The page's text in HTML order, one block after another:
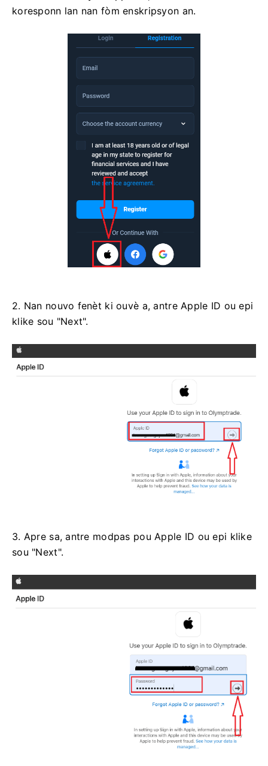
koresponn lan nan fòm enskripsyon an.
2. Nan nouvo fenèt ki ouvè a, antre Apple ID ou epi
klike sou "Next".
3. Apre sa, antre modpas pou Apple ID ou epi klike
sou "Next".